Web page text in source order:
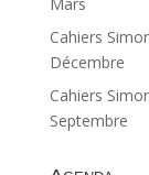
Cahiers
Décembre
Cahiers
Septembre